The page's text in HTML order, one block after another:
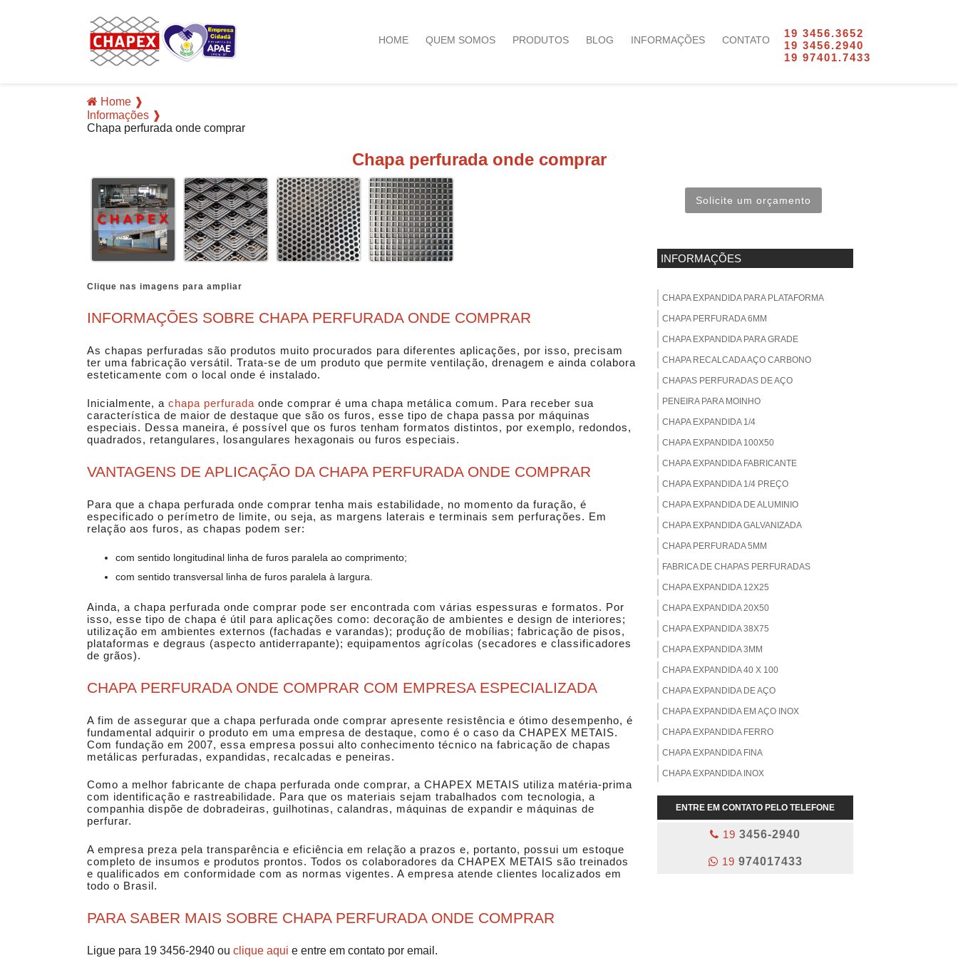
19 3456.3652
19 3456.2940
19 97401.7433
HOME QUEM SOMOS PRODUTOS BLOG INFORMAÇÕES CONTATO
Home ❱
Informações ❱
Chapa perfurada onde comprar
Chapa perfurada onde comprar
Clique nas imagens para ampliar
INFORMAÇÕES SOBRE CHAPA PERFURADA ONDE COMPRAR
As chapas perfuradas são produtos muito procurados para diferentes aplicações, por isso, precisam
ter uma fabricação versátil. Trata-se de um produto que permite ventilação, drenagem e ainda colabora
esteticamente com o local onde é instalado.
Inicialmente, a chapa perfurada onde comprar é uma chapa metálica comum. Para receber sua
característica de maior de destaque que são os furos, esse tipo de chapa passa por máquinas
especiais. Dessa maneira, é possível que os furos tenham formatos distintos, por exemplo, redondos,
quadrados, retangulares, losangulares hexagonais ou furos especiais.
VANTAGENS DE APLICAÇÃO DA CHAPA PERFURADA ONDE COMPRAR
Para que a chapa perfurada onde comprar tenha mais estabilidade, no momento da furação, é
especificado o perímetro de limite, ou seja, as margens laterais e terminais sem perfurações. Em
relação aos furos, as chapas podem ser:
com sentido longitudinal linha de furos paralela ao comprimento;
com sentido transversal linha de furos paralela à largura.
Ainda, a chapa perfurada onde comprar pode ser encontrada com várias espessuras e formatos. Por
isso, esse tipo de chapa é útil para aplicações como: decoração de ambientes e design de interiores;
utilização em ambientes externos (fachadas e varandas); produção de mobílias; fabricação de pisos,
plataformas e degraus (aspecto antiderrapante); equipamentos agrícolas (secadores e classificadores
de grãos).
CHAPA PERFURADA ONDE COMPRAR COM EMPRESA ESPECIALIZADA
A fim de assegurar que a chapa perfurada onde comprar apresente resistência e ótimo desempenho, é
fundamental adquirir o produto em uma empresa de destaque, como é o caso da CHAPEX METAIS.
Com fundação em 2007, essa empresa possui alto conhecimento técnico na fabricação de chapas
metálicas perfuradas, expandidas, recalcadas e peneiras.
Como a melhor fabricante de chapa perfurada onde comprar, a CHAPEX METAIS utiliza matéria-prima
com identificação e rastreabilidade. Para que os materiais sejam trabalhados com tecnologia, a
companhia dispõe de dobradeiras, guilhotinas, calandras, máquinas de expandir e máquinas de
perfurar.
A empresa preza pela transparência e eficiência em relação a prazos e, portanto, possui um estoque
completo de insumos e produtos prontos. Todos os colaboradores da CHAPEX METAIS são treinados
e qualificados em conformidade com as normas vigentes. A empresa atende clientes localizados em
todo o Brasil.
PARA SABER MAIS SOBRE CHAPA PERFURADA ONDE COMPRAR
Ligue para 19 3456-2940 ou clique aqui e entre em contato por email.
Solicite um orçamento
INFORMAÇÕES
CHAPA EXPANDIDA PARA PLATAFORMA
CHAPA PERFURADA 6MM
CHAPA EXPANDIDA PARA GRADE
CHAPA RECALCADA AÇO CARBONO
CHAPAS PERFURADAS DE AÇO
PENEIRA PARA MOINHO
CHAPA EXPANDIDA 1/4
CHAPA EXPANDIDA 100X50
CHAPA EXPANDIDA FABRICANTE
CHAPA EXPANDIDA 1/4 PREÇO
CHAPA EXPANDIDA DE ALUMINIO
CHAPA EXPANDIDA GALVANIZADA
CHAPA PERFURADA 5MM
FABRICA DE CHAPAS PERFURADAS
CHAPA EXPANDIDA 12X25
CHAPA EXPANDIDA 20X50
CHAPA EXPANDIDA 38X75
CHAPA EXPANDIDA 3MM
CHAPA EXPANDIDA 40 X 100
CHAPA EXPANDIDA DE AÇO
CHAPA EXPANDIDA EM AÇO INOX
CHAPA EXPANDIDA FERRO
CHAPA EXPANDIDA FINA
CHAPA EXPANDIDA INOX
CHAPA EXPANDIDA LISA
CHAPA EXPANDIDA ZINCADA
CHAPA PERFURADA 1/4
ENTRE EM CONTATO PELO TELEFONE
19 3456-2940
19 974017433